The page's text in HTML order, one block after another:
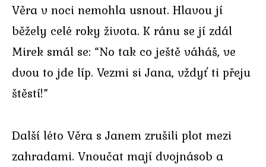
Věra v noci nemohla usnout. Hlavou jí
běžely celé roky života. K ránu se jí zdál
Mirek smál se: “No tak co ještě váháš, ve
dvou to jde líp. Vezmi si Jana, vždyť ti přeju
štěstí!”
Další léto Věra s Janem zrušili plot mezi
zahradami. Vnoučat mají dvojnásob a